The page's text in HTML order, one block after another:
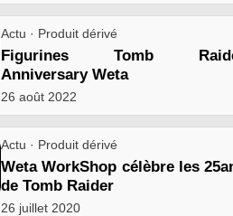
Actu · Produit dérivé
Figurines Tomb
Anniversary Weta
26 août 2022
Actu · Produit dérivé
Weta WorkShop célèbre les
de Tomb Raider
26 juillet 2020